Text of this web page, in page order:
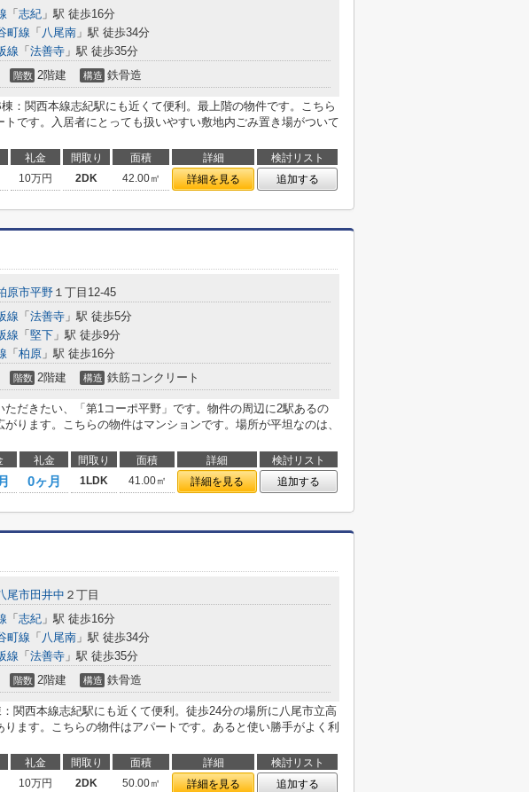
「 志紀 」駅 徒歩16分
町線 「 八尾南 」駅 徒歩34分
線 「 法善寺 」駅 徒歩35分
階数 2階建 構造 鉄骨造
：関西本線志紀駅にも近くて便利。最上階の物件です。こちら
トです。入居者にとっても扱いやすい敷地内ごみ置き場がついて
礼金 間取り 面積 詳細
検討リスト
10万円 2DK 42.00㎡ 詳細を見る 追加する
原市平野 １丁目12-45
線 「 法善寺 」駅 徒歩5分
線 「 堅下 」駅 徒歩9分
「 柏原 」駅 徒歩16分
階数 2階建 構造 鉄筋コンクリート
ただきたい、「第1コーポ平野」です。物件の周辺に2駅あるの
がります。こちらの物件はマンションです。場所が平坦なのは、
礼金 間取り 面積 詳細
検討リスト
0ヶ月 1LDK 41.00㎡ 詳細を見る 追加する
尾市田井中 ２丁目
「 志紀 」駅 徒歩16分
町線 「 八尾南 」駅 徒歩34分
線 「 法善寺 」駅 徒歩35分
階数 2階建 構造 鉄骨造
関西本線志紀駅にも近くて便利。徒歩24分の場所に八尾市立高
ります。こちらの物件はアパートです。あると使い勝手がよく利
礼金 間取り 面積 詳細
検討リスト
10万円 2DK 50.00㎡ 詳細を見る 追加する